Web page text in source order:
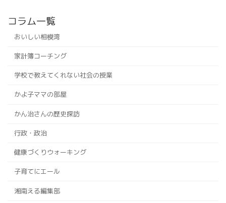
コラム一覧
おいしい相模湾
家計簿コーチング
学校で教えてくれない社会の授業
かよ子ママの部屋
かん治さんの歴史探訪
行政・政治
健康づくりウォーキング
子育てにエール
湘南える編集部